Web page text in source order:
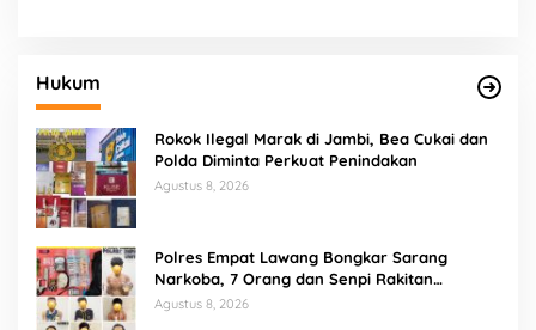
Hukum
Rokok Ilegal Marak di Jambi, Bea Cukai dan
Polda Diminta Perkuat Penindakan
Agustus 8, 2026
Polres Empat Lawang Bongkar Sarang
Narkoba, 7 Orang dan Senpi Rakitan
Diamankan
Agustus 8, 2026